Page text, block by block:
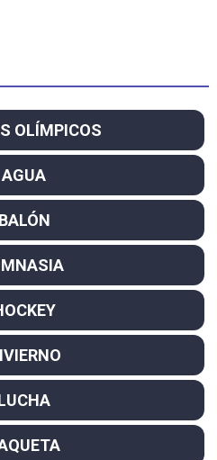
OLÍMPICOS
AGUA
BALÓN